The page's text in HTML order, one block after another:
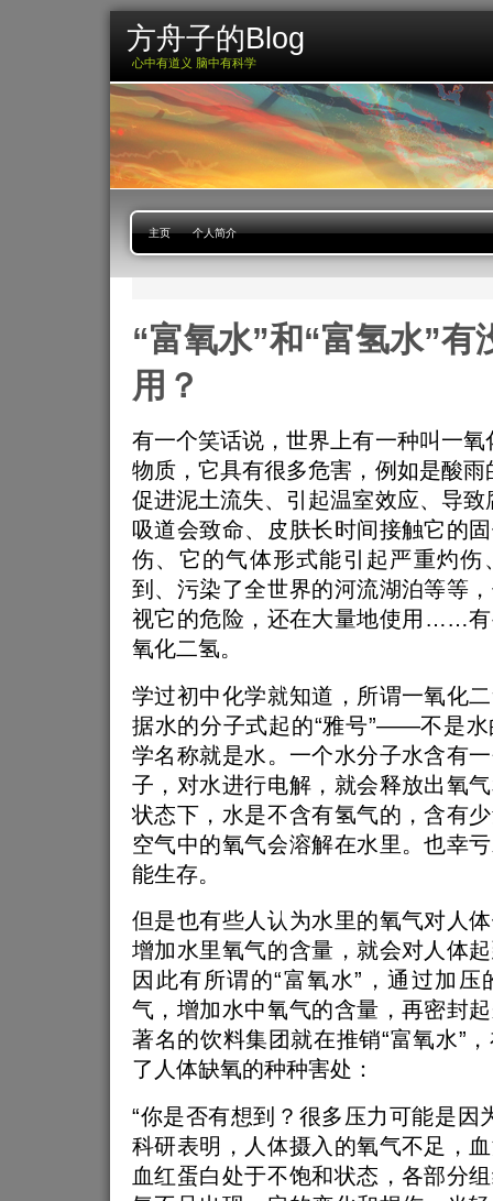
方舟子的Blog
心中有道义 脑中有科学
主页 个人简介
“富氧水”和“富氢水”有
用？
有一个笑话说，世界上有一种叫一氧
物质，它具有很多危害，例如是酸雨
促进泥土流失、引起温室效应、导致
吸道会致命、皮肤长时间接触它的
伤、它的气体形式能引起严重灼伤
到、污染了全世界的河流湖泊等等
视它的危险，还在大量地使用……有
氧化二氢。
学过初中化学就知道，所谓一氧化
据水的分子式起的“雅号”——不是
学名称就是水。一个水分子水含有
子，对水进行电解，就会释放出氧
状态下，水是不含有氢气的，含有
空气中的氧气会溶解在水里。也幸
能生存。
但是也有些人认为水里的氧气对人
增加水里氧气的含量，就会对人体
因此有所谓的“富氧水”，通过加
气，增加水中氧气的含量，再密封
著名的饮料集团就在推销“富氧水”
了人体缺氧的种种害处：
“你是否有想到？很多压力可能是因
科研表明，人体摄入的氧气不足，
血红蛋白处于不饱和状态，各部分